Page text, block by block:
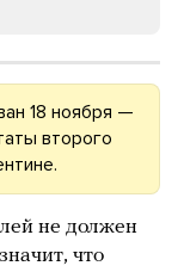
18 ноября —
второго
не должен
что